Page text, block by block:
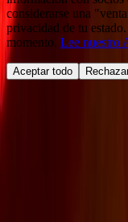
considerarse una
privacidad de tu
momento. Lee nuestro
Aceptar todo